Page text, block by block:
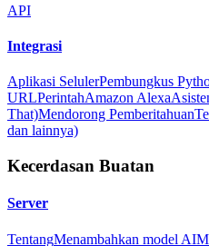
API
Integrasi
Aplikasi SelulerPembungkus
URLPerintahAmazon Alexa
That)Mendorong Pemberitahuan
dan lainnya)
Kecerdasan Buatan
Server
TentangMenambahkan model AI